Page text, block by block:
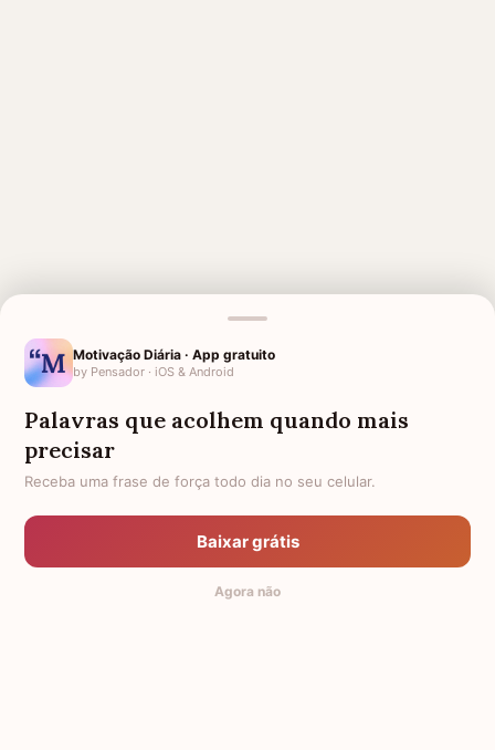
MENSAGENS RELACIONADAS
SAUDADES DA MÃE
AMIGA QUE PERDEU A MÃE
SAUDADES TIO PARA QUEM PERDEU A MÃE
1 MÊS DE FALECIMENTO DA
CONFORTO PARA MÃE QUE
Motivação Diária · App gratuito
by Pensador · iOS & Android
Palavras que acolhem quando mais
precisar
Receba uma frase de força todo dia no seu celular.
Baixar grátis
Agora não